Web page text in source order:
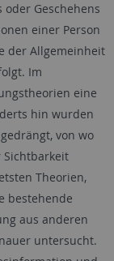
Geschehens
einer Person
der Allgemeinheit
Im
eine
hin wurden
von wo
Theorien,
bestehende
aus anderen
untersucht.